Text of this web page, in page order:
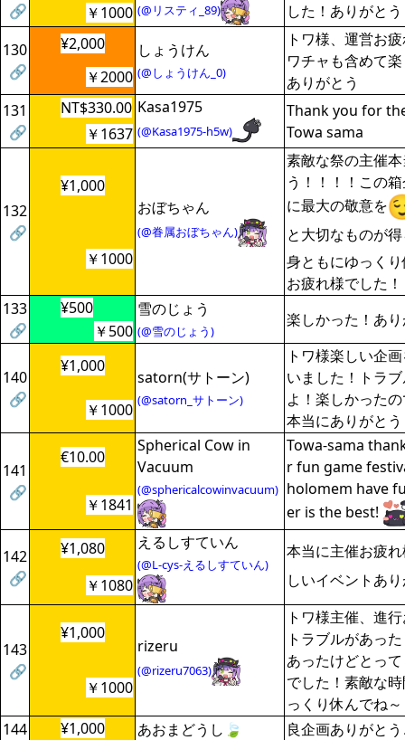
🔗
(@リスティ_89)
した！ありがと
￥1000
130
🔗
¥2,000 しょうけん
(@しょうけん_0)
トワ様、運営お
ワチャも含めて
ありがとう
￥2000
131
🔗
NT$330.00 Kasa1975
(@Kasa1975-h5w)
Thank you for
Towa sama
￥1637
132
🔗
¥1,000
おぼちゃん
(@眷属おぼちゃん)
素敵な祭の主催
う！！！！この
に最大の敬意を
と大切なものが
身ともにゆっく
お疲れ様でした
￥1000
133
🔗
¥500 雪のじょう
(@雪のじょう)
楽しかった！あ
￥500
140
🔗
¥1,000
satorn(サトーン)
(@satorn_サトーン)
トワ様楽しい企
いました！トラ
よ！楽しかった
本当にありがと
￥1000
141
🔗
€10.00
Spherical Cow in
Vacuum
(@sphericalcowinvacuum)
Towa-sama
r fun game
holomem have
er is the best!
￥1841
142
🔗
¥1,080 えるしすていん
(@L-cys-えるしすていん)
本当に主催お疲
しいイベントあ
￥1080
143
🔗
¥1,000
rizeru
(@rizeru7063)
トワ様主催、進
トラブルがあっ
あったけどとっ
でした！素敵な
っくり休んでね～
￥1000
144
¥1,000 あおまどうし🍃
良企画ありがと